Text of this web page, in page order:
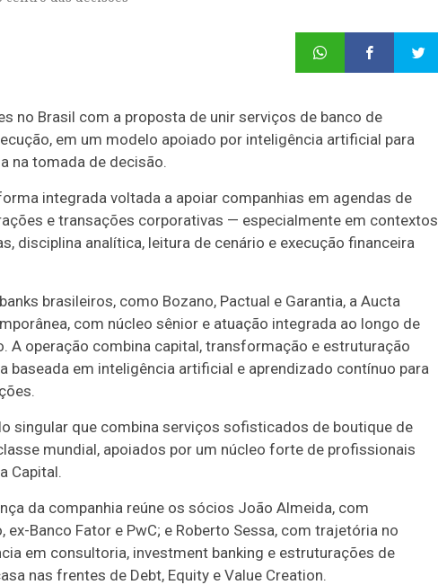
no Brasil com a proposta de unir serviços de banco de
em um modelo apoiado por inteligência artificial para
na tomada de decisão.
integrada voltada a apoiar companhias em agendas de
e transações corporativas — especialmente em contextos
disciplina analítica, leitura de cenário e execução financeira
brasileiros, como Bozano, Pactual e Garantia, a Aucta
com núcleo sênior e atuação integrada ao longo de
A operação combina capital, transformação e estruturação
baseada em inteligência artificial e aprendizado contínuo para
singular que combina serviços sofisticados de boutique de
mundial, apoiados por um núcleo forte de profissionais
Capital.
da companhia reúne os sócios João Almeida, com
ex-Banco Fator e PwC; e Roberto Sessa, com trajetória no
em consultoria, investment banking e estruturações de
nas frentes de Debt, Equity e Value Creation.